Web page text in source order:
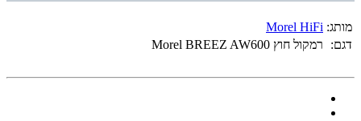
מותג: Morel HiFi
דגם:
רמקול חוץ Morel BREEZ AW600